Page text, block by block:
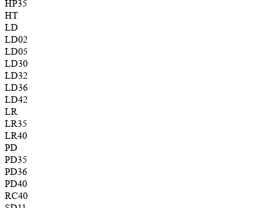
HP35
HT
LD
LD02
LD05
LD30
LD32
LD36
LD42
LR
LR35
LR40
PD
PD35
PD36
PD40
RC40